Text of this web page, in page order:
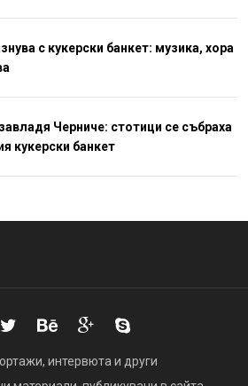
с кукерски банкет: музика, хора
Черниче: стотици се събраха
кукерски банкет
интервюта и други